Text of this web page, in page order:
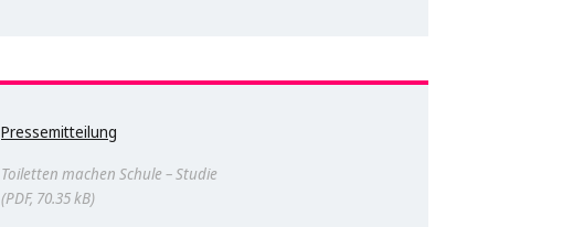
Pressemitteilung
Toiletten machen Schule – Studie
PDF, 70.35 kB